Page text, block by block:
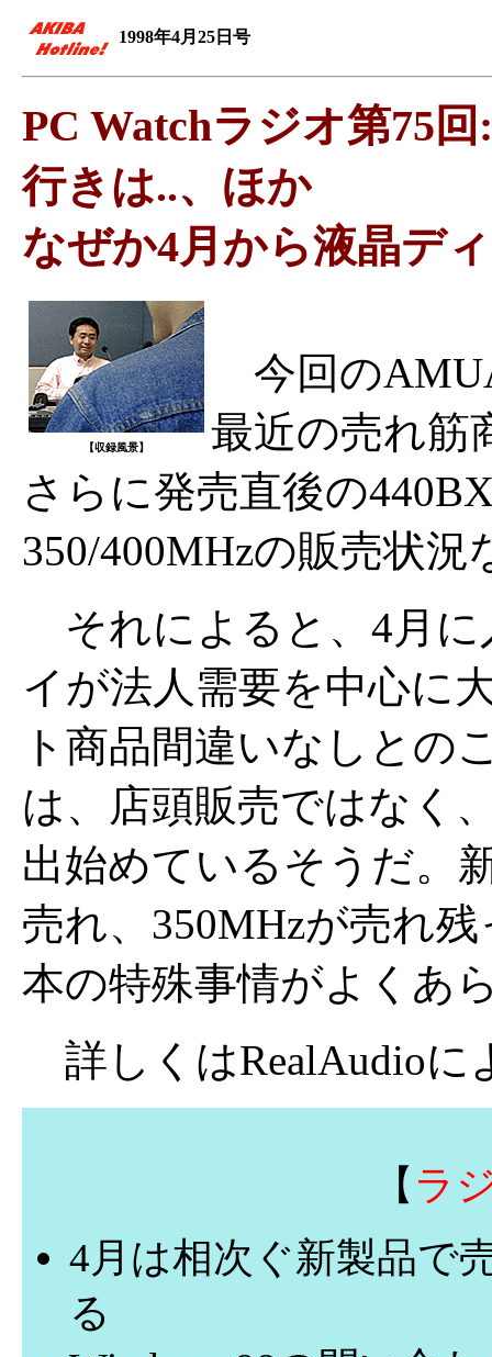
1998年4月25日号
PC Watchラジオ第75
行きは..、ほか
なぜか4月から液晶デ
【収録風景】
今回の
最近の売れ筋
さらに発売直後の
350/400MHzの販売状
それによると、4月に
イが法人需要を中心に
ト商品間違いなしとの
は、店頭販売ではなく
出始めているそうだ。
売れ、350MHzが売れ
本の特殊事情がよくあ
詳しくはRealAudioに
【 ラ
4月は相次ぐ新製品で
る